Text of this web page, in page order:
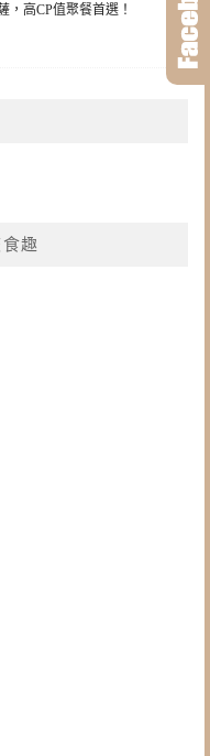
，高CP值聚餐首選！
趣